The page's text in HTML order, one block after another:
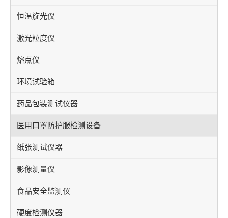
恒温旋光仪
激光粒度仪
熔点仪
环境试验箱
药品包装测试仪器
医用口罩防护服检测设备
纸张测试仪器
影像测量仪
食品安全监测仪
硬度检测仪器